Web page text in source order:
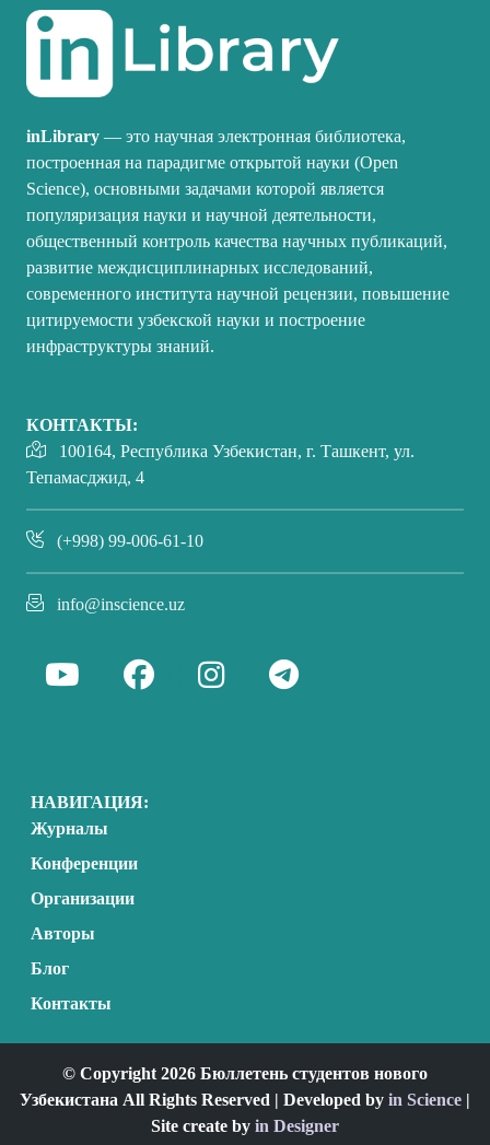
inLibrary — это научная электронная библиотека,
построенная на парадигме открытой науки (Open
Science), основными задачами которой является
популяризация науки и научной деятельности,
общественный контроль качества научных публикаций,
развитие междисциплинарных исследований,
современного института научной рецензии, повышение
цитируемости узбекской науки и построение
инфраструктуры знаний.
КОНТАКТЫ:
100164, Республика Узбекистан, г. Ташкент, ул.
Тепамасджид, 4
(+998) 99-006-61-10
info@inscience.uz
НАВИГАЦИЯ:
Журналы
Конференции
Организации
Авторы
Блог
Контакты
© Copyright 2026 Бюллетень студентов нового
Узбекистана All Rights Reserved | Developed by in Science |
Site create by in Designer